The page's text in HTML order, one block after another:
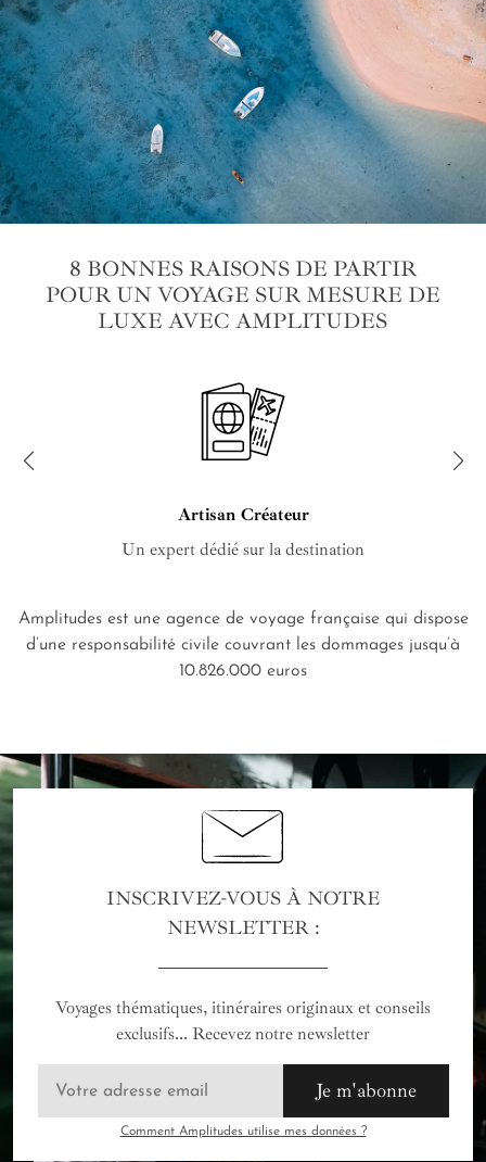
8 BONNES RAISONS DE PARTIR
POUR UN VOYAGE SUR MESURE DE
LUXE AVEC AMPLITUDES
Artisan Créateur
Un expert dédié sur la destination
Amplitudes est une agence de voyage française qui dispose
d’une responsabilité civile couvrant les dommages jusqu’à
10.826.000 euros
INSCRIVEZ-VOUS À NOTRE
NEWSLETTER :
Voyages thématiques, itinéraires originaux et conseils
exclusifs... Recevez notre newsletter
Je m'abonne
Comment Amplitudes utilise mes données ?